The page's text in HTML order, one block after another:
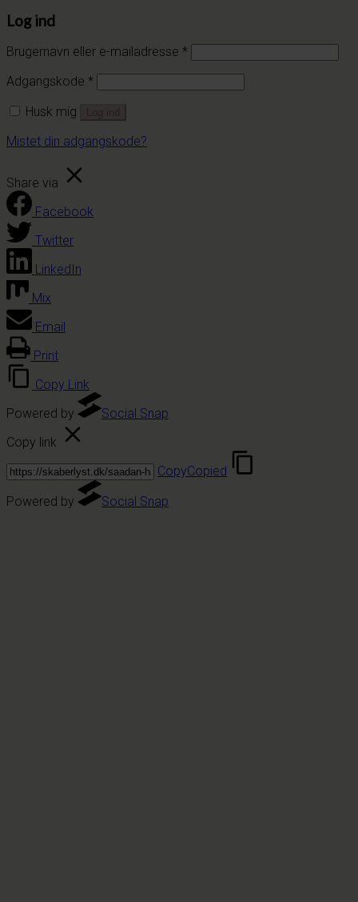
Log ind
Brugernavn eller e-mailadresse *
Adgangskode *
Husk mig
Mistet din adgangskode?
Share via
Facebook
Twitter
LinkedIn
Mix
Email
Print
Copy Link
Powered by
Social Snap
Copy link
CopyCopied
Powered by
Social Snap